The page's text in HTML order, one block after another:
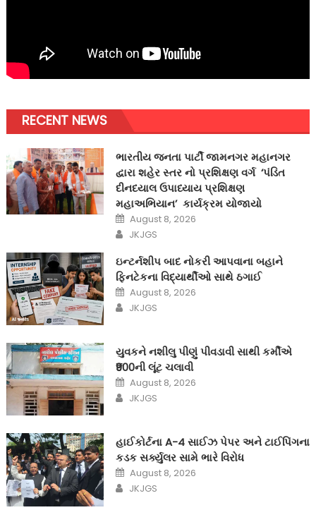
RECENT NEWS
ભારતીય જનતા પાર્ટી જામનગર મહાનગર
દ્વારા શહેર સ્તર નો પ્રશિક્ષણ વર્ગ ‘પંડિત
દીનદયાલ ઉપાધ્યાય પ્રશિક્ષણ
મહાઅભિયાન’ કાર્યક્રમ યોજાયો
Posted
on
August 8, 2026
Author
JKJGS
ઇન્ટર્નશીપ બાદ નોકરી આપવાના બહાને
ફિનટેકના વિદ્યાર્થીઓ સાથે ઠગાઈ
Posted
on
August 8, 2026
Author
JKJGS
યુવકને નશીલુ પીણું પીવડાવી સાથી કર્મીએ
₹900ની લૂંટ ચલાવી
Posted
on
August 8, 2026
Author
JKJGS
હાઈકોર્ટના A-4 સાઈઝ પેપર અને ટાઈપિંગના
કડક સર્ક્યુલર સામે ભારે વિરોધ
Posted
on
August 8, 2026
Author
JKJGS